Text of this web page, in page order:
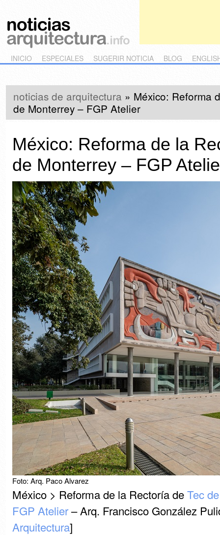
Main menu
Skip to primary content
Skip to secondary content
INICIO ESPECIALES SUGERIR NOTICIA BLOG
noticias de arquitectura » México: Reforma
de Monterrey – FGP Atelier
México: Reforma de la
de Monterrey – FGP
Foto: Arq. Paco Alvarez
México > Reforma de la Rectoría deTec
FGP Atelier– Arq. Francisco González
Arquitectura]